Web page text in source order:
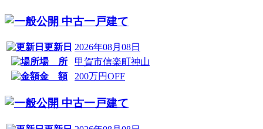
中古一戸建て
更新日 2026年08月08日
場 所
甲賀市信楽町神山
金 額
200万円OFF
中古一戸建て